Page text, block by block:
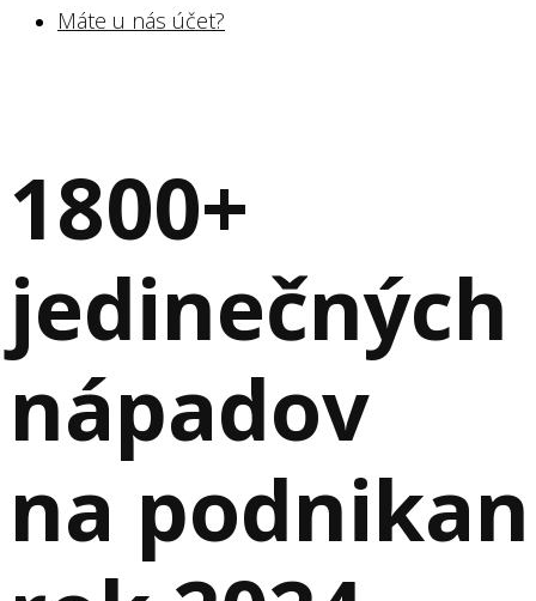
Máte u nás účet?
1800+
jedinečných
nápadov
na